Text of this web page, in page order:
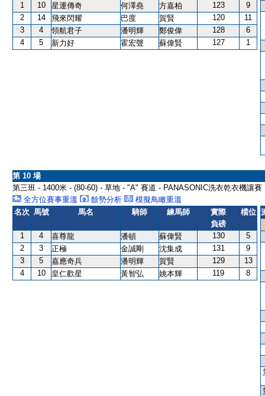
1 10 星運傳奇 何澤堯 方嘉柏 123
9
2
14 飛來閃耀 巴度 賀賢 120
11
3
4 領航君子 潘明輝 鄭俊偉 128
6
4
5 新力好 霍宏聲 蘇偉賢 127 1
第 10 場
第三班 - 1400米 - (80-60) - 草地 - "A" 賽道 - PANASONIC洗衣乾衣機讓賽
全方位賽事重溫
餘勢分析
模擬鳥瞰重溫
名次 馬號 馬名 騎師 練馬師
實際
負磅
檔位
1 4 喜尊龍 潘頓 蘇偉賢 130
5
2
3 正極 金誠剛 沈集成 131
9
3
5 嘉應奇兵 潘明輝 賀賢 129
13
4
10 皇仁歡星 黃智弘 姚本輝 119 8